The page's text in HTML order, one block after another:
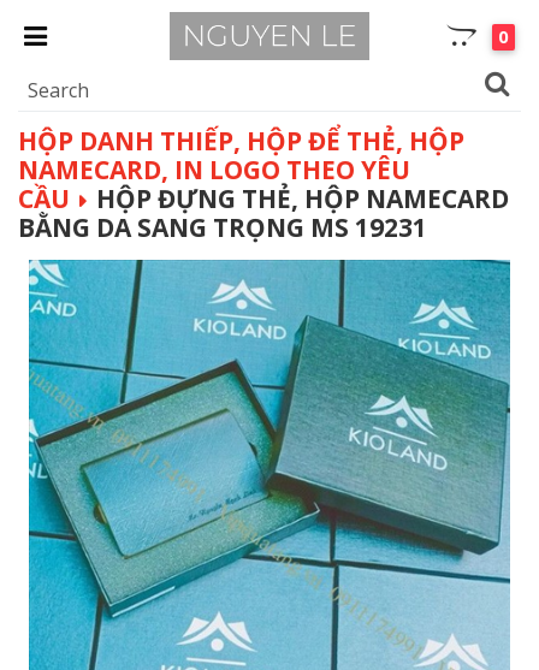
0
HỘP DANH THIẾP, HỘP ĐỂ THẺ, HỘP
NAMECARD, IN LOGO THEO YÊU
CẦU
HỘP ĐỰNG THẺ, HỘP NAMECARD
BẰNG DA SANG TRỌNG MS 19231